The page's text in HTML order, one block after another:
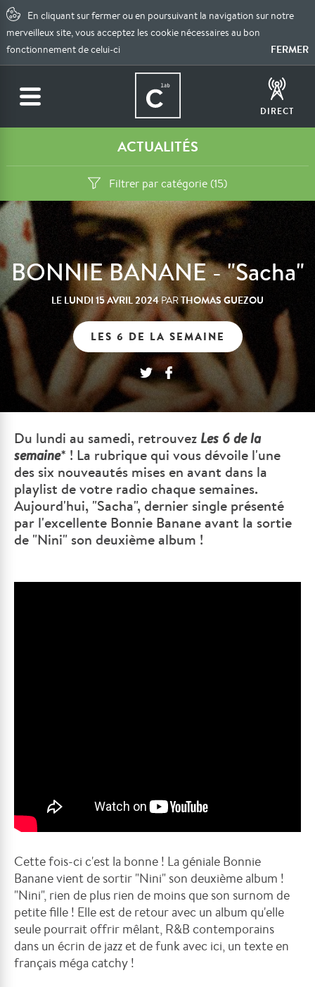
En cliquant sur fermer ou en poursuivant la navigation sur notre
merveilleux site, vous acceptez les cookie nécessaires au bon
fonctionnement de celui-ci
FERMER
DIRECT
ACTUALITÉS
Filtrer par catégorie (15)
BONNIE BANANE - "Sacha"
LE LUNDI 15 AVRIL 2024PARTHOMAS GUEZOU
LES 6 DE LA SEMAINE
Du lundi au samedi, retrouvez Les 6 de la
semaine* ! La rubrique qui vous dévoile l'une
des six nouveautés mises en avant dans la
playlist de votre radio chaque semaines.
Aujourd'hui, "Sacha", dernier single présenté
par l'excellente Bonnie Banane avant la sortie
de "Nini" son deuxième album !
Cette fois-ci c'est la bonne ! La géniale Bonnie
Banane vient de sortir "Nini" son deuxième album !
"Nini", rien de plus rien de moins que son surnom de
petite fille ! Elle est de retour avec un album qu'elle
seule pourrait offrir mêlant, R&B contemporains
dans un écrin de jazz et de funk avec ici, un texte en
français méga catchy !